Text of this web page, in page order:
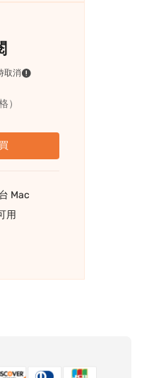
取消
）
Mac
用